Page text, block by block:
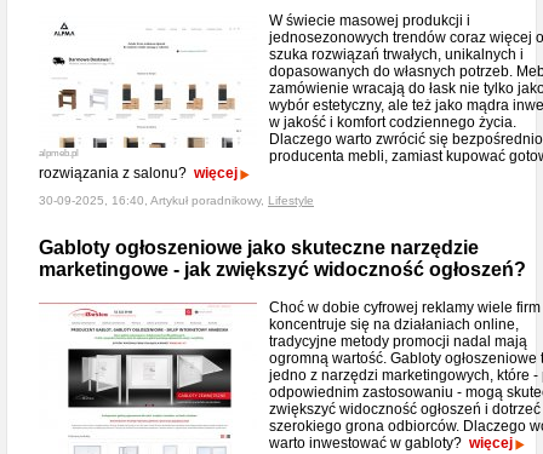
alpmeb.pl
W świecie masowej produkcji i
jednosezonowych trendów coraz więcej
szuka rozwiązań trwałych, unikalnych i
dopasowanych do własnych potrzeb.
zamówienie wracają do łask nie tylko
wybór estetyczny, ale też jako mądra
w jakość i komfort codziennego życia.
Dlaczego warto zwrócić się
producenta mebli, zamiast kupować
rozwiązania z salonu? więcej
30-09-2025, 16:40, Artykuł poradnikowy, Lifestyle
Gabloty ogłoszeniowe jako skuteczne narzędzie
marketingowe - jak zwiększyć widoczność ogłoszeń?
Choć w dobie cyfrowej reklamy wiele firm
koncentruje się na działaniach online,
tradycyjne metody promocji nadal mają
ogromną wartość. Gabloty ogłoszeniowe
jedno z narzędzi marketingowych, które -
odpowiednim zastosowaniu - mogą
zwiększyć widoczność ogłoszeń i
szerokiego grona odbiorców. Dlaczego
warto inwestować w gabloty? więcej